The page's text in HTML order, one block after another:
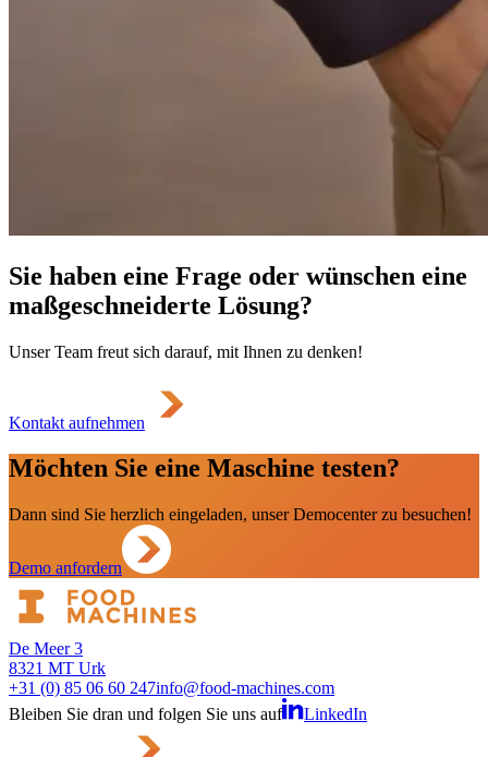
Sie haben eine Frage oder wünschen eine
maßgeschneiderte Lösung?
Unser Team freut sich darauf, mit Ihnen zu denken!
Kontakt aufnehmen
Möchten Sie eine Maschine testen?
Dann sind Sie herzlich eingeladen, unser Democenter zu besuchen!
Demo anfordern
De Meer 3
8321 MT Urk
+31 (0) 85 06 60 247info@food-machines.com
Bleiben Sie dran und folgen Sie uns auf
LinkedIn